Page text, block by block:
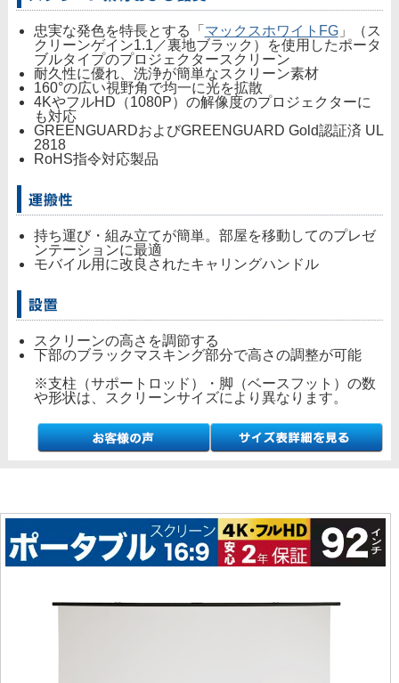
忠実な発色を特長とする「 マックスホワイトFG」（ス
クリーンゲイン1.1／裏地ブラック）を使用したポータ
ブルタイプのプロジェクタースクリーン
耐久性に優れ、洗浄が簡単なスクリーン素材
160°の広い視野角で均一に光を拡散
4KやフルHD（1080P）の解像度のプロジェクターに
も対応
GREENGUARDおよびGREENGUARD Gold認証済 UL
2818
RoHS指令対応製品
持ち運び・組み立てが簡単。部屋を移動してのプレゼ
ンテーションに最適
モバイル用に改良されたキャリングハンドル
スクリーンの高さを調節する
下部のブラックマスキング部分で高さの調整が可能
※支柱（サポートロッド）・脚（ベースフット）の数
や形状は、スクリーンサイズにより異なります。